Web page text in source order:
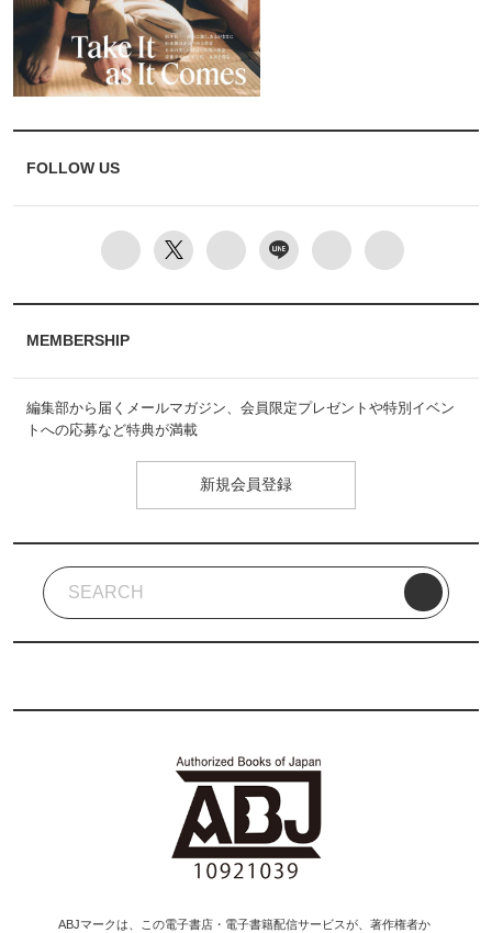
FOLLOW US
MEMBERSHIP
編集部から届くメールマガジン、会員限定プレゼントや特別イベン
トへの応募など特典が満載
新規会員登録
ABJマークは、この電子書店・電子書籍配信サービスが、著作権者か